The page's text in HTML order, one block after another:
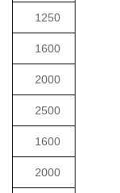
1250
1600
2000
2500
1600
2000